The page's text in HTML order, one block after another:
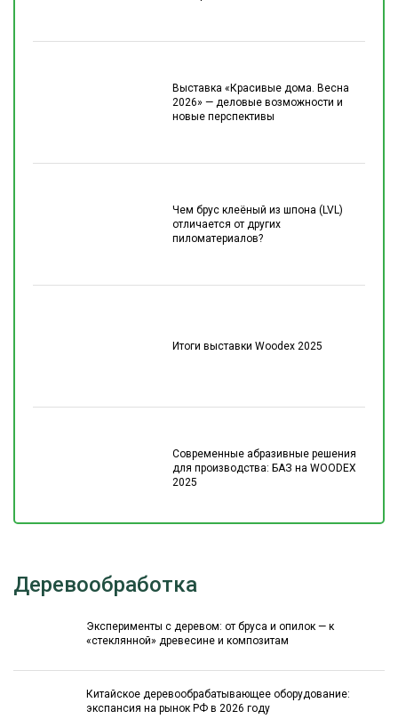
Выставка «Красивые дома. Весна
2026» — деловые возможности и
новые перспективы
Чем брус клеёный из шпона (LVL)
отличается от других
пиломатериалов?
Итоги выставки Woodex 2025
Современные абразивные решения
для производства: БАЗ на WOODEX
2025
Деревообработка
Эксперименты с деревом: от бруса и опилок — к
«стеклянной» древесине и композитам
Китайское деревообрабатывающее оборудование:
экспансия на рынок РФ в 2026 году